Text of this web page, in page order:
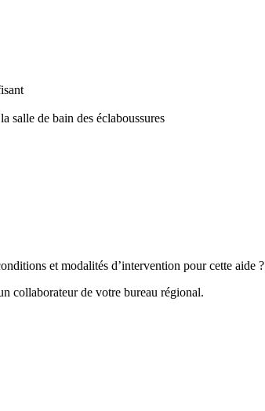
salle de bain des éclaboussures
et modalités d’intervention pour cette aide ?
collaborateur de votre bureau régional.